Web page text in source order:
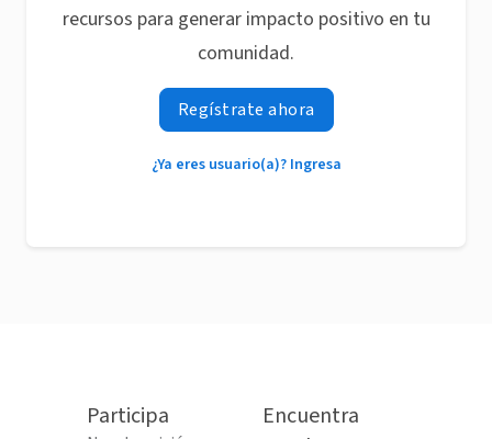
recursos para generar impacto positivo en tu
comunidad.
Regístrate ahora
¿Ya eres usuario(a)? Ingresa
Participa
Encuentra